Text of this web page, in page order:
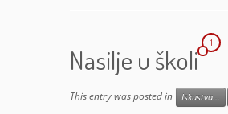
Nasilje u školi
1
This entry was posted in Iskustva...